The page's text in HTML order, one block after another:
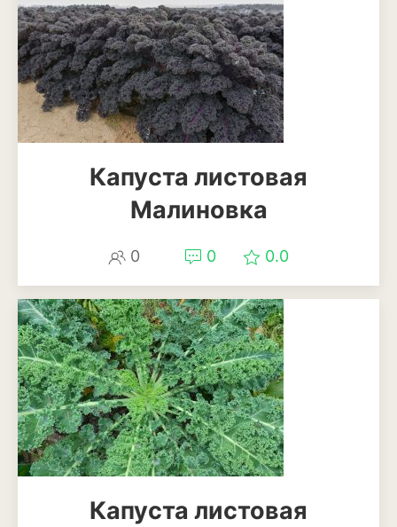
Мандарины
Миндаль
Облепиха
Персик
Черешня
Шелковица
Яблоня
Пряные и лекарственные
растения
Базилик
Капуста листовая
Малиновка
0 0 0.0
Капуста листовая